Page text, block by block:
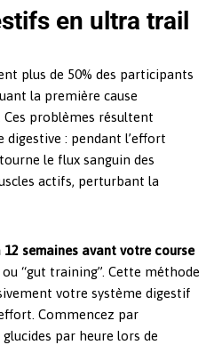
en ultra trail
plus de 50% des participants
la première cause
Ces problèmes résultent
digestive : pendant l’effort
le flux sanguin des
actifs, perturbant la
semaines avant votre course
“gut training”. Cette méthode
votre système digestif
Commencez par
par heure lors de